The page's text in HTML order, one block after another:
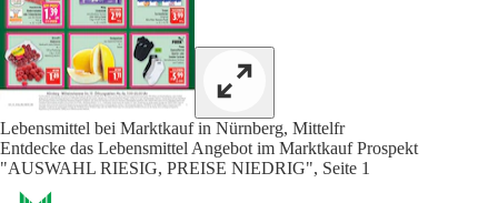
Lebensmittel bei Marktkauf in Nürnberg, Mittelfr
Entdecke das Lebensmittel Angebot im Marktkauf Prospekt
"AUSWAHL RIESIG, PREISE NIEDRIG", Seite 1